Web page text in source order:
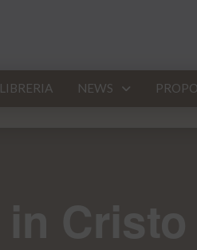
LIBRERIA NEWS